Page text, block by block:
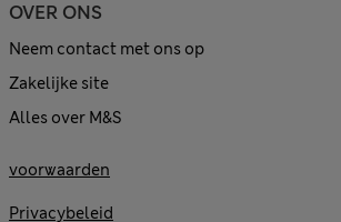
OVER ONS
Neem contact met ons op
Zakelijke site
Alles over M&S
voorwaarden
Privacybeleid